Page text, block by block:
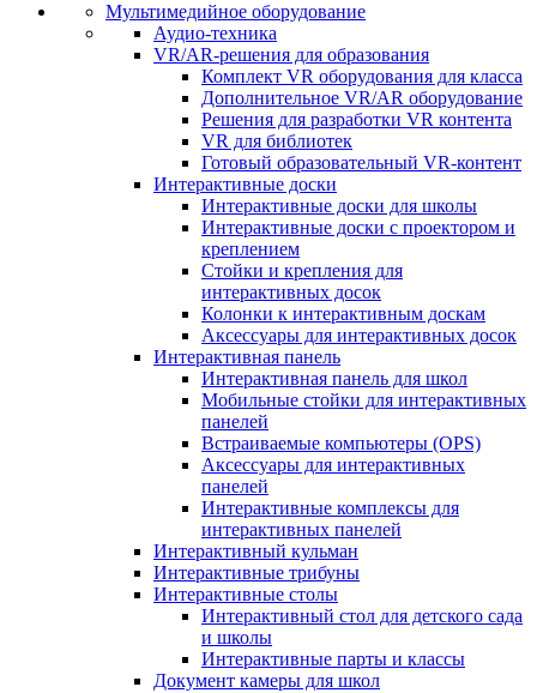
Мультимедийное оборудование
Аудио-техника
VR/AR-решения для образования
Комплект VR оборудования для класса
Дополнительное VR/AR оборудование
Решения для разработки VR контента
VR для библиотек
Готовый образовательный VR-контент
Интерактивные доски
Интерактивные доски для школы
Интерактивные доски с проектором и
креплением
Стойки и крепления для
интерактивных досок
Колонки к интерактивным доскам
Аксессуары для интерактивных досок
Интерактивная панель
Интерактивная панель для школ
Мобильные стойки для интерактивных
панелей
Встраиваемые компьютеры (OPS)
Аксессуары для интерактивных
панелей
Интерактивные комплексы для
интерактивных панелей
Интерактивный кульман
Интерактивные трибуны
Интерактивные столы
Интерактивный стол для детского сада
и школы
Интерактивные парты и классы
Документ камеры для школ